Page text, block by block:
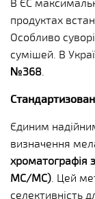
продуктах
Особливо
сумішей. В
№368
Єдиним
визначення
хроматографія
МС/МС) . Цей
селективність